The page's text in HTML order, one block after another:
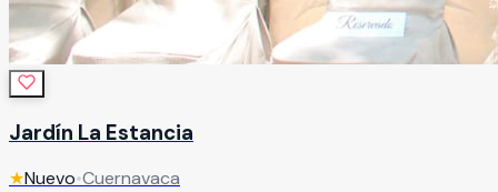
Jardín La Estancia
★Nuevo•Cuernavaca